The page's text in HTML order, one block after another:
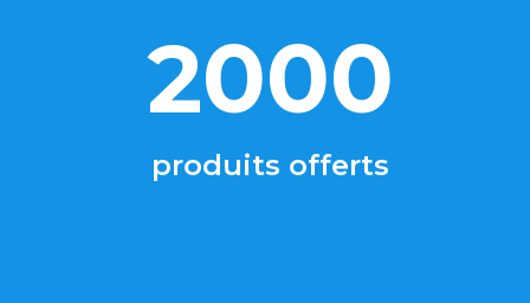
2000
produits offerts